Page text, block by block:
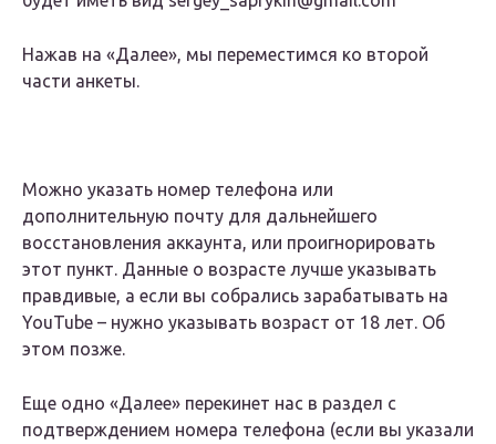
Нажав на «Далее», мы переместимся ко второй
части анкеты.
Можно указать номер телефона или
дополнительную почту для дальнейшего
восстановления аккаунта, или проигнорировать
этот пункт. Данные о возрасте лучше указывать
правдивые, а если вы собрались зарабатывать на
YouTube – нужно указывать возраст от 18 лет. Об
этом позже.
Еще одно «Далее» перекинет нас в раздел с
подтверждением номера телефона (если вы указали